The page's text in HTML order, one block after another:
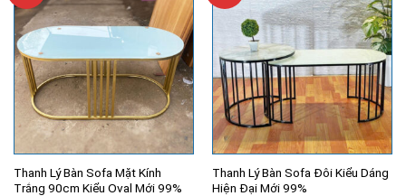
Thanh Lý Bàn Sofa Mặt Kính
Trắng 90cm Kiểu Oval Mới 99%
Thanh Lý Bàn Sofa Đôi Kiểu Dáng
Hiện Đại Mới 99%